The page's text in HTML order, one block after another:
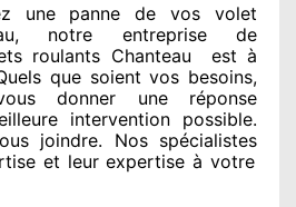
une panne de vos volet
notre entreprisede
roulants Chanteau
est à
que soient vos besoins,
donner une réponse
intervention possible.
joindre. Nos spécialistes
et leur expertise à votre